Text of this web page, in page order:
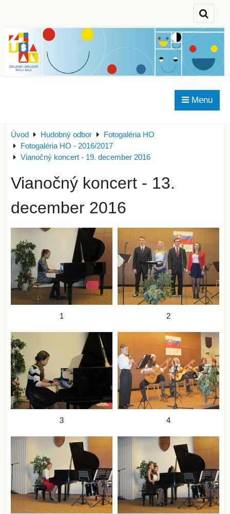
Menu
Úvod Hudobný odbor
Fotogaléria HO
Fotogaléria HO - 2016/2017
Vianočný koncert - 19. december 2016
Vianočný koncert - 13.
december 2016
1 2
3 4